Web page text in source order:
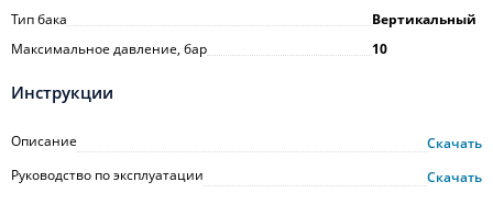
Тип бака
Вертикальный
Максимальное давление, бар
10
Инструкции
Описание
Скачать
Руководство по эксплуатации
Скачать